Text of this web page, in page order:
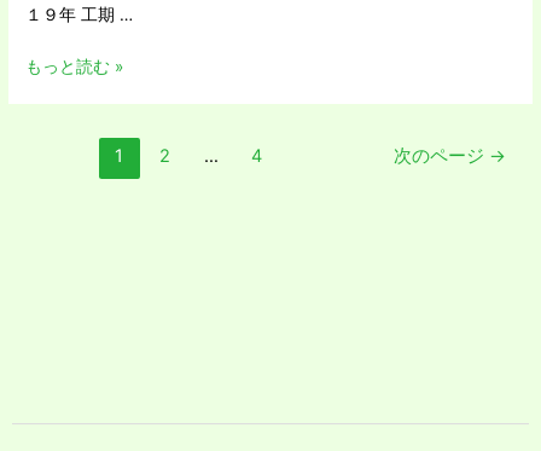
１９年 工期 …
もっと読む »
1 2 … 4 次のページ →